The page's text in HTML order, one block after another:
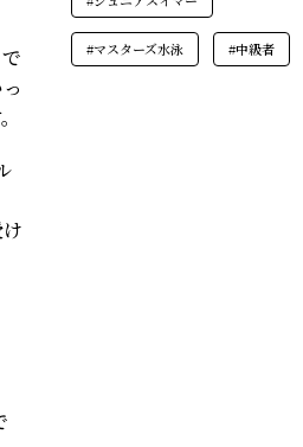
#マスターズ水泳 #中級者